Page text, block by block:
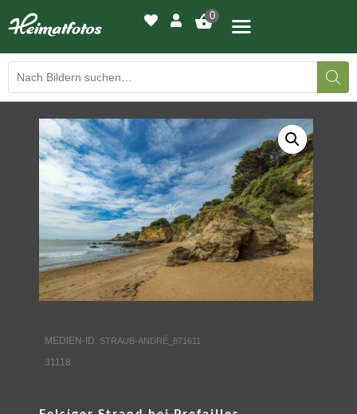
0
BILDERGALERIE
DRUCKQUALITÄTEN
LED-LEUCHTBILDER
WIR DRUCKEN IHR BILD
AUSSTELLUNGEN
KONTAKT
MEDIEN-ID: STRAUB-ANDRÉ_871611
31118